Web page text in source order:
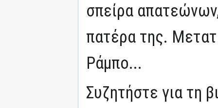
σπείρα
πατέρα της.
Ράμπο...
Συζητήστε για τη